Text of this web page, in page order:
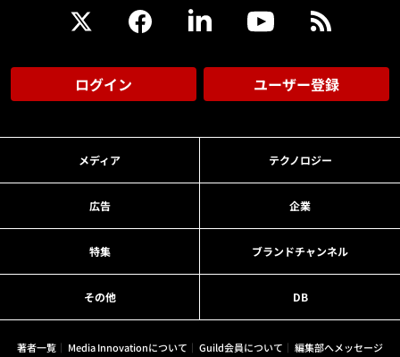
ログイン ユーザー登録
メディア テクノロジー
広告 企業
特集 ブランドチャンネル
その他 DB
著者一覧 Media Innovationについて Guild会員について 編集部へメッセージ